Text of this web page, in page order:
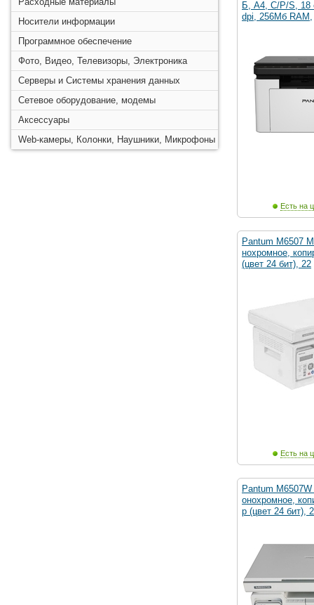
Носители информации
Программное обеспечение
Фото, Видео, Телевизоры, Электроника
Серверы и Системы хранения данных
Сетевое оборудование, модемы
Аксессуары
Web-камеры, Колонки, Наушники, Микрофоны
Б, А4, C/P/S, 18
dpi, 256Мб RAM,
Есть на
Pantum M6507
нохромное,
(цвет 24 бит), 22
Есть на
Pantum
онохромное,
р (цвет 24 бит), 2